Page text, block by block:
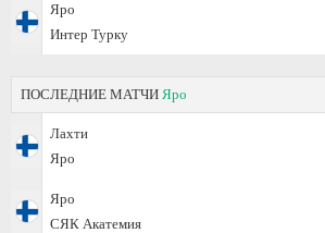
Яро
Интер Турку
ПОСЛЕДНИЕ МАТЧИ Яро
Лахти
Яро
Яро
СЯК Акатемия